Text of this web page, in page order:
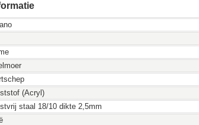
(Acryl)
staal 18/10 dikte 2,5mm